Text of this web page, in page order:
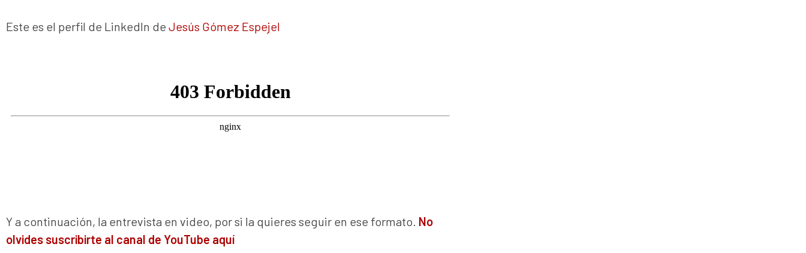
Este es el perfil de LinkedIn de Jesús Gómez Espejel
Y a continuación, la entrevista en video, por si la quieres seguir en ese formato. No
olvides suscribirte al canal de YouTube aquí